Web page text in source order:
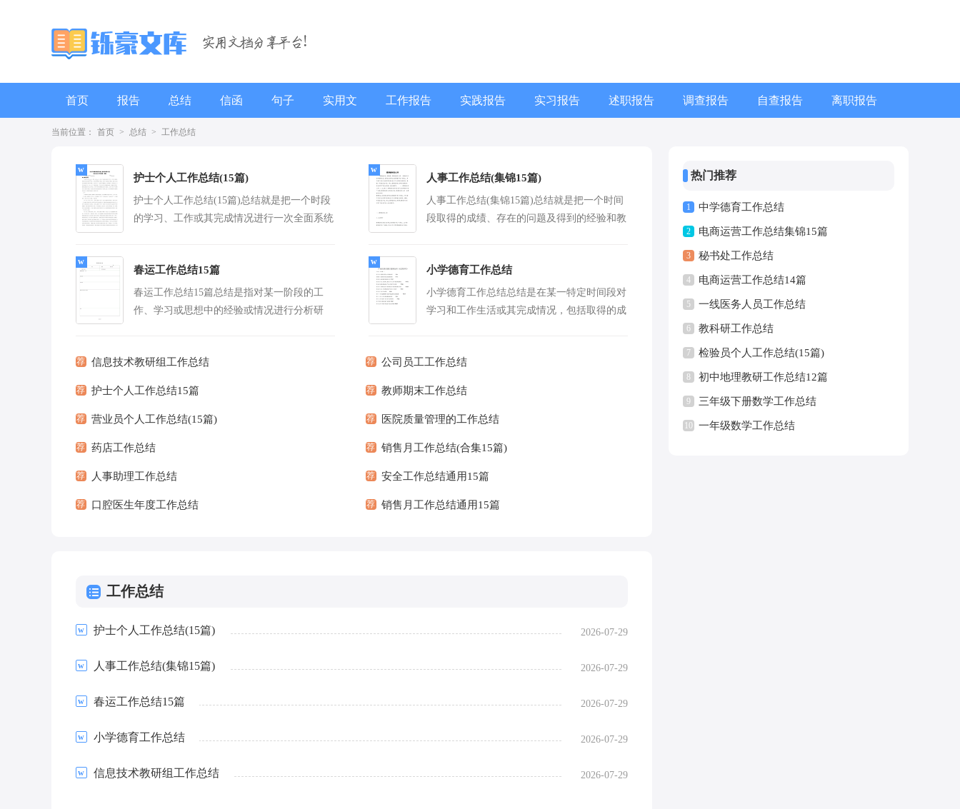
首页 报告 总结 信函 句子 实用文 工作报告 实践报告 实习报告 述职报告 调查报告 自查报告 离职报告
辞职报告
当前位置： 首页 > 总结 > 工作总结
护士个人工作总结(15篇)
护士个人工作总结(15篇)总结就是把一个时段
的学习、工作或其完成情况进行一次全面系统
人事工作总结(集锦15篇)
人事工作总结(集锦15篇)总结就是把一个时间
段取得的成绩、存在的问题及得到的经验和教
春运工作总结15篇
春运工作总结15篇总结是指对某一阶段的工
作、学习或思想中的经验或情况进行分析研
小学德育工作总结
小学德育工作总结总结是在某一特定时间段对
学习和工作生活或其完成情况，包括取得的成
荐
信息技术教研组工作总结 荐 公司员工工作总结
荐 护士个人工作总结15篇 荐 教师期末工作总结
荐 营业员个人工作总结(15篇) 荐 医院质量管理的工作总结
荐 药店工作总结 荐 销售月工作总结(合集15篇)
荐 人事助理工作总结 荐 安全工作总结通用15篇
荐 口腔医生年度工作总结 荐 销售月工作总结通用15篇
工作总结
护士个人工作总结(15篇) 2026-07-29
人事工作总结(集锦15篇) 2026-07-29
春运工作总结15篇 2026-07-29
小学德育工作总结 2026-07-29
信息技术教研组工作总结 2026-07-29
热门推荐
1 中学德育工作总结
2 电商运营工作总结集锦15篇
3 秘书处工作总结
4 电商运营工作总结14篇
5 一线医务人员工作总结
6 教科研工作总结
7 检验员个人工作总结(15篇)
8 初中地理教研工作总结12篇
9 三年级下册数学工作总结
10 一年级数学工作总结